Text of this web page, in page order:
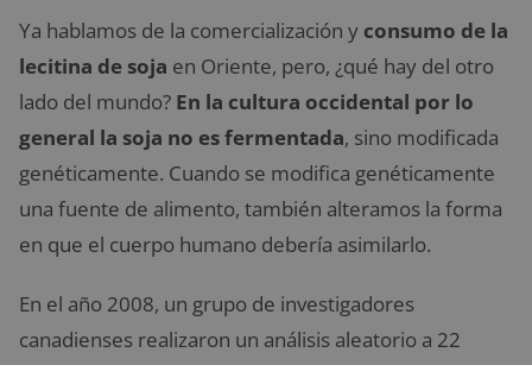
Ya hablamos de la comercialización y consumo de la
lecitina de soja en Oriente, pero, ¿qué hay del otro
lado del mundo? En la cultura occidental por lo
general la soja no es fermentada, sino modificada
genéticamente. Cuando se modifica genéticamente
una fuente de alimento, también alteramos la forma
en que el cuerpo humano debería asimilarlo.
En el año 2008, un grupo de investigadores
canadienses realizaron un análisis aleatorio a 22